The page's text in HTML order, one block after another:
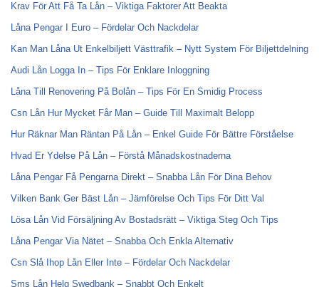
Krav För Att Få Ta Lån – Viktiga Faktorer Att Beakta
Låna Pengar I Euro – Fördelar Och Nackdelar
Kan Man Låna Ut Enkelbiljett Västtrafik – Nytt System För Biljettdelning
Audi Lån Logga In – Tips För Enklare Inloggning
Låna Till Renovering På Bolån – Tips För En Smidig Process
Csn Lån Hur Mycket Får Man – Guide Till Maximalt Belopp
Hur Räknar Man Räntan På Lån – Enkel Guide För Bättre Förståelse
Hvad Er Ydelse På Lån – Förstå Månadskostnaderna
Låna Pengar Få Pengarna Direkt – Snabba Lån För Dina Behov
Vilken Bank Ger Bäst Lån – Jämförelse Och Tips För Ditt Val
Lösa Lån Vid Försäljning Av Bostadsrätt – Viktiga Steg Och Tips
Låna Pengar Via Nätet – Snabba Och Enkla Alternativ
Csn Slå Ihop Lån Eller Inte – Fördelar Och Nackdelar
Sms Lån Helg Swedbank – Snabbt Och Enkelt